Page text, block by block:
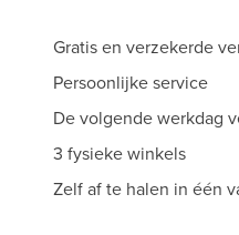
Gratis en verzekerde
Persoonlijke service
De volgende werkdag
3 fysieke winkels
Zelf af te halen in één